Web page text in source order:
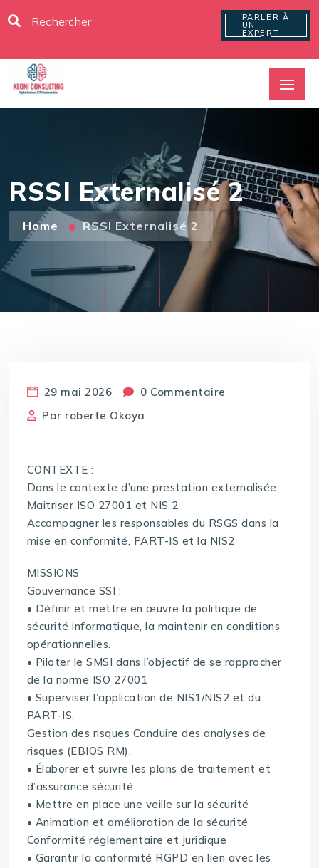
PARLER À
UN
EXPERT
RSSI Externalisé 2
Home RSSI Externalisé 2
29 mai 2026
0 Commentaire
Par roberte Okoya
CONTEXTE :
Dans le contexte d’une prestation externalisée,
Maitriser ISO 27001 et NIS 2
Accompagner les responsables du RSGS dans la
mise en conformité, PART-IS et la NIS2
MISSIONS
Gouvernance SSI :
• Définir et mettre en œuvre la politique de
sécurité informatique, la maintenir en conditions
opérationnelles.
• Piloter le SMSI dans l’objectif de se rapprocher
de la norme ISO 27001
• Superviser l’application de NIS1/NIS2 et du
PART-IS.
Gestion des risques Conduire des analyses de
risques (EBIOS RM).
• Élaborer et suivre les plans de traitement et
d’assurance sécurité.
• Mettre en place une veille sur la sécurité
• Animation et amélioration de la sécurité
Conformité réglementaire et juridique
• Garantir la conformité RGPD en lien avec les